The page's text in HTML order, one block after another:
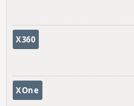
X360
XOne